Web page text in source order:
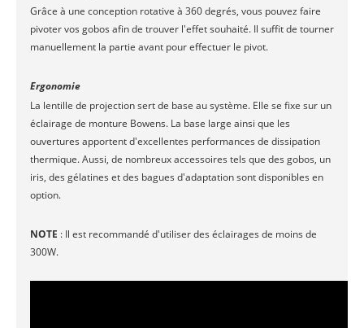
Grâce à une conception rotative à 360 degrés, vous pouvez faire
pivoter vos gobos afin de trouver l'effet souhaité. Il suffit de tourner
manuellement la partie avant pour effectuer le pivot.
Ergonomie
La lentille de projection sert de base au système. Elle se fixe sur un
éclairage de monture Bowens. La base large ainsi que les
ouvertures apportent d'excellentes performances de dissipation
thermique. Aussi, de nombreux accessoires tels que des gobos, un
iris, des gélatines et des bagues d'adaptation sont disponibles en
option.
NOTE : Il est recommandé d'utiliser des éclairages de moins de
300W.